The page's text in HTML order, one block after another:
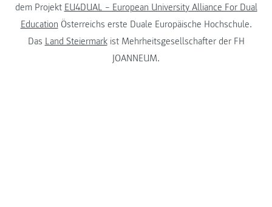
dem Projekt EU4DUAL – European University Alliance For Dual
Education Österreichs erste Duale Europäische Hochschule.
Das Land Steiermarkist Mehrheitsgesellschafter der FH
JOANNEUM.